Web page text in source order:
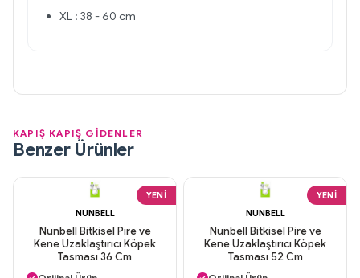
XL : 38 - 60 cm
KAPIŞ KAPIŞ GİDENLER
Benzer Ürünler
YENI
NUNBELL
Nunbell Bitkisel Pire ve
Kene Uzaklaştırıcı Köpek
Tasması 36 Cm
Aynı Gün Kargo
YENI
NUNBELL
Nunbell Bitkisel Pire ve
Kene Uzaklaştırıcı Köpek
Tasması 52 Cm
Aynı Gün Kargo